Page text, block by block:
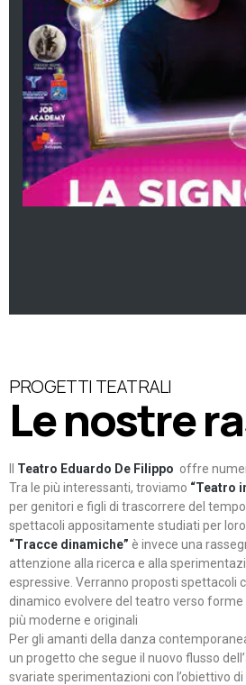
PROGETTI TEATRALI
Le nostre
Teatro Eduardo De Filippo offre
Tra le più interessanti, troviamo “Teatro
per genitori e figli di trascorrere del
spettacoli appositamente studiati per loro.
“Tracce dinamiche” è invece una
attenzione alla ricerca e alla
espressive. Verranno proposti spettacoli
dinamico evolvere del teatro verso
più moderne e originali
Per gli amanti della danza
un progetto che segue il nuovo flusso
svariate sperimentazioni con l’obiettivo